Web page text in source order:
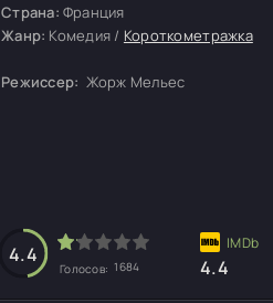
Страна: Франция
Жанр: Комедия / Короткометражка
Режиссер: Жорж Мельес
4.4
Голосов: 1684 4.4